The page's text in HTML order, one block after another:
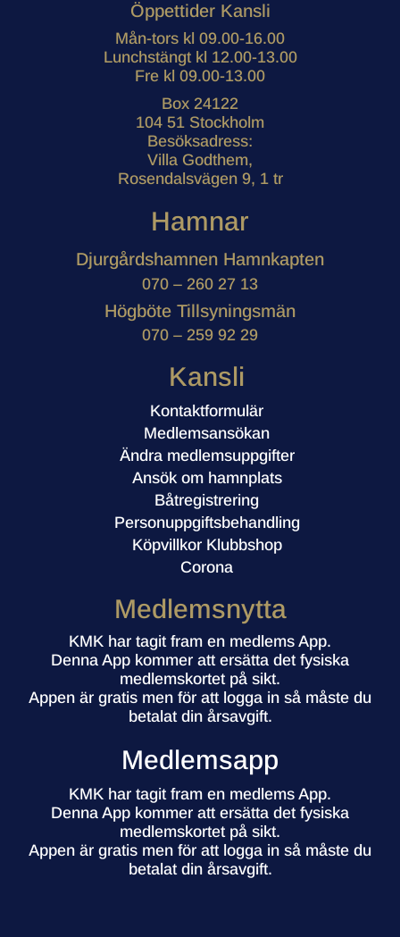
Öppettider Kansli
Mån-tors kl 09.00-16.00
Lunchstängt kl 12.00-13.00
Fre kl 09.00-13.00
Box 24122
104 51 Stockholm
Besöksadress:
Villa Godthem,
Rosendalsvägen 9, 1 tr
Hamnar
Djurgårdshamnen Hamnkapten
070 – 260 27 13
Högböte Tillsyningsmän
070 – 259 92 29
Kansli
Kontaktformulär
Medlemsansökan
Ändra medlemsuppgifter
Ansök om hamnplats
Båtregistrering
Personuppgiftsbehandling
Köpvillkor Klubbshop
Corona
Medlemsnytta
KMK har tagit fram en medlems App.
Denna App kommer att ersätta det fysiska
medlemskortet på sikt.
Appen är gratis men för att logga in så måste du
betalat din årsavgift.
Medlemsapp
KMK har tagit fram en medlems App.
Denna App kommer att ersätta det fysiska
medlemskortet på sikt.
Appen är gratis men för att logga in så måste du
betalat din årsavgift.